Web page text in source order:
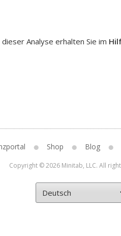
Analyse erhalten Sie im
Shop Blog
Copyright © 2026 Minitab, LLC. All